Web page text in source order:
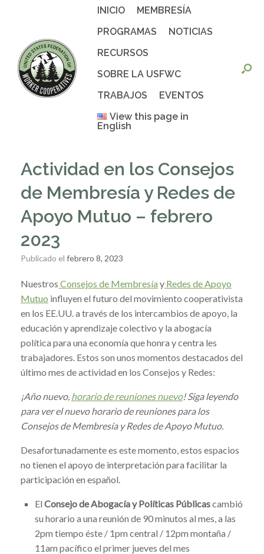
INICIO
MEMBRESÍA
PROGRAMAS
NOTICIAS
RECURSOS
SOBRE LA USFWC
TRABAJOS
EVENTOS
View this page in
English
Actividad en los Consejos
de Membresía y Redes de
Apoyo Mutuo – febrero
2023
Publicado el febrero 8, 2023
Nuestros Consejos de Membresía y Redes de Apoyo
Mutuo influyen el futuro del movimiento cooperativista
en los EE.UU. a través de los intercambios de apoyo, la
educación y aprendizaje colectivo y la abogacía
política para una economía que honra y centra les
trabajadores. Estos son unos momentos destacados del
último mes de actividad en los Consejos y Redes:
¡Año nuevo, horario de reuniones nuevo! Siga leyendo
para ver el nuevo horario de reuniones para los
Consejos de Membresía y Redes de Apoyo Mutuo.
Desafortunadamente es este momento, estos espacios
no tienen el apoyo de interpretación para facilitar la
participación en español.
El Consejo de Abogacía y Políticas Públicascambió
su horario a una reunión de 90 minutos al mes, a las
2pm tiempo éste / 1pm central / 12pm montaña /
11am pacífico el primer jueves del mes